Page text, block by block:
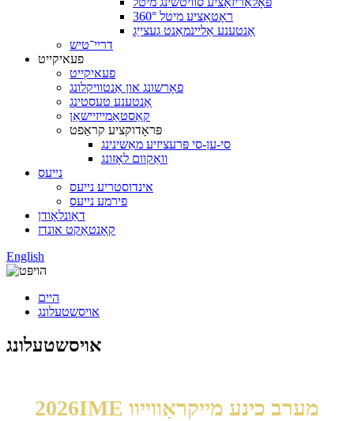
360° ראָטאַציע מיטל
אַנטענע אַליינמאַנט געצייַג
דריי־טיש
פעאיקייט
פעאיקייט
פאָרשונג און אַנטוויקלונג
אַנטענע טעסטינג
קאַסטאַמייזיישאַן
פּראָדוקציע קראַפט
סי-ען-סי פּרעציזיע מאַשינינג
וואַקוום לאָזונג
נייעס
אינדוסטריע נייעס
פירמע נייעס
דאַונלאָודן
קאָנטאַקט אונדז
English
היים
אויסשטעלונג
אויסשטעלונג
2026IME מערב כינע מייקראַווייוו